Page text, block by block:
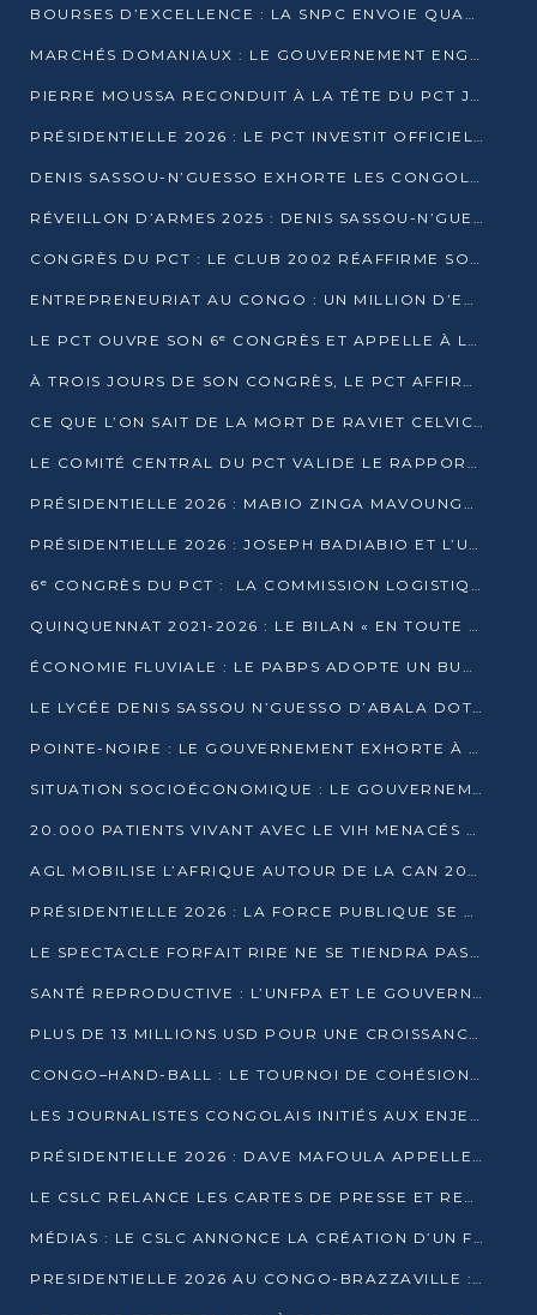
BOURSES D’EXCELLENCE : LA SNPC ENVOIE QUATRE NOUVEAUX TALENTS CONGOLAIS SE FORMER À BAKOU
MARCHÉS DOMANIAUX : LE GOUVERNEMENT ENGAGE LA STRUCTURATION DES TAXES D’ASSAINISSEMENT
PIERRE MOUSSA RECONDUIT À LA TÊTE DU PCT JUSQU’EN 2031
PRÉSIDENTIELLE 2026 : LE PCT INVESTIT OFFICIELLEMENT DENIS SASSOU NGUESSO
DENIS SASSOU-N’GUESSO EXHORTE LES CONGOLAIS À L’UNITÉ ET AU FAIR-PLAY DÉMOCRATIQUE EN 2026
RÉVEILLON D’ARMES 2025 : DENIS SASSOU-N’GUESSO GARANTIT DES ÉLECTIONS 2026 PAISIBLES ET SÉCURISÉES
CONGRÈS DU PCT : LE CLUB 2002 RÉAFFIRME SON SOUTIEN À DENIS SASSOU-N’GUESSO POUR 2026
ENTREPRENEURIAT AU CONGO : UN MILLION D’EUROS POUR FINANCER LES STARTUPS DÈS 2026
LE PCT OUVRE SON 6ᵉ CONGRÈS ET APPELLE À LA CANDIDATURE DE DENIS SASSOU NGUESSO
À TROIS JOURS DE SON CONGRÈS, LE PCT AFFIRME AVOIR ATTEINT TOUS SES OBJECTIFS
CE QUE L’ON SAIT DE LA MORT DE RAVIET CELVIC N’TSIANTSIE
LE COMITÉ CENTRAL DU PCT VALIDE LE RAPPORT DU CONGRÈS ET SOUTIENT DENIS SASSOU N’GUESSO
PRÉSIDENTIELLE 2026 : MABIO ZINGA MAVOUNGOU DÉCLARE SA CANDIDATURE ET CHARGE LE BILAN DU PCT
PRÉSIDENTIELLE 2026 : JOSEPH BADIABIO ET L’UDH-YUKI JOUENT LA PRUDENCE
6ᵉ CONGRÈS DU PCT : LA COMMISSION LOGISTIQUE ASSURE LA DISTRIBUTION DES KITS
QUINQUENNAT 2021-2026 : LE BILAN « EN TOUTE TRANSPARENCE » PRÉSENTÉ À LA PRESSE
ÉCONOMIE FLUVIALE : LE PABPS ADOPTE UN BUDGET 2026 DE PLUS DE 2,7 MILLIARDS FCFA
LE LYCÉE DENIS SASSOU N’GUESSO D’ABALA DOTÉ D’UNE SALLE MULTIMÉDIA
POINTE-NOIRE : LE GOUVERNEMENT EXHORTE À UN USAGE RESPONSABLE DU NOUVEAU MATÉRIEL MUNICIPAL
SITUATION SOCIOÉCONOMIQUE : LE GOUVERNEMENT INTERPELLÉ DEVANT LE SÉNAT
20.000 PATIENTS VIVANT AVEC LE VIH MENACÉS D’ARRÊT DE TRAITEMENT
AGL MOBILISE L’AFRIQUE AUTOUR DE LA CAN 2025
PRÉSIDENTIELLE 2026 : LA FORCE PUBLIQUE SE PRÉPARE À SÉCURISER LE SCRUTIN
LE SPECTACLE FORFAIT RIRE NE SE TIENDRA PAS LE 1ER JANVIER
SANTÉ REPRODUCTIVE : L’UNFPA ET LE GOUVERNEMENT AFFINENT LES PRIORITÉS DE 2026
PLUS DE 13 MILLIONS USD POUR UNE CROISSANCE VERTE ET SOUVERAINE
CONGO–HAND-BALL : LE TOURNOI DE COHÉSION ET DE FRATERNITÉ ALLUME SES LAMPIONS À BRAZZAVILLE
LES JOURNALISTES CONGOLAIS INITIÉS AUX ENJEUX DE L’ÉCONOMIE BLEUE
PRÉSIDENTIELLE 2026 : DAVE MAFOULA APPELLE LES CONGOLAIS À UN « NOUVEAU DÉPART »
LE CSLC RELANCE LES CARTES DE PRESSE ET RECONNAÎT OFFICIELLEMENT LES MÉDIAS EN LIGNE
MÉDIAS : LE CSLC ANNONCE LA CRÉATION D’UN FONDS D’APPUI À LA PRESSE
PRESIDENTIELLE 2026 AU CONGO-BRAZZAVILLE : UN CASTING ÉLARGI